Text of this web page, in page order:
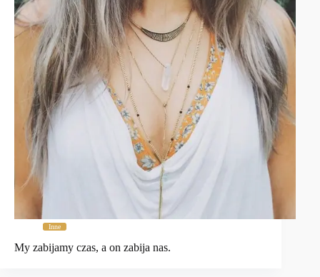
Inne
My zabijamy czas, a on zabija nas.